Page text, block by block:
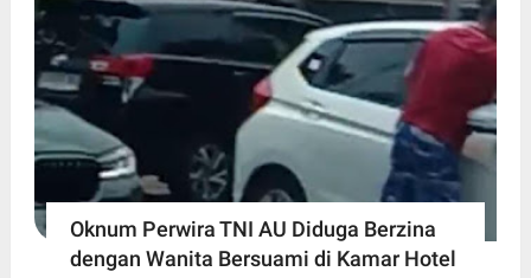
Oknum Perwira TNI AU Diduga Berzina
dengan Wanita Bersuami di Kamar Hotel